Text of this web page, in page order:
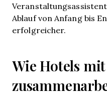
Ablauf von Anfang bis
erfolgreicher.
Wie Hotels mit